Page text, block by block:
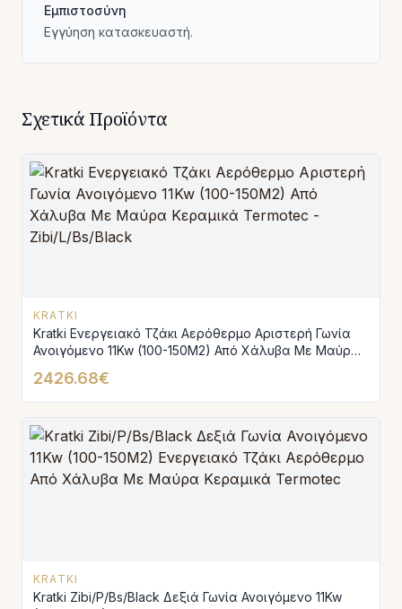
Εμπιστοσύνη
Εγγύηση κατασκευαστή.
Σχετικά Προϊόντα
KRATKI
Kratki Ενεργειακό Τζάκι Αερόθερμο Αριστερή Γωνία
Ανοιγόμενο 11Kw (100-150M2) Από Χάλυβα Με Μαύρα
2426.68€
KRATKI
Kratki Zibi/P/Bs/Black Δεξιά Γωνία Ανοιγόμενο 11Kw